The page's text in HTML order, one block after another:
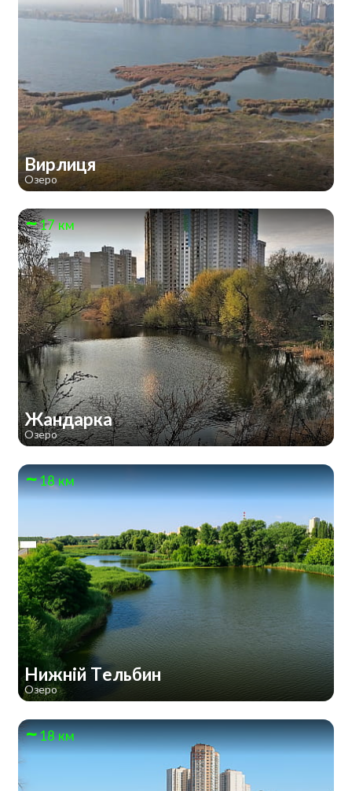
Вирлиця
Озеро
17 км
Жандарка
Озеро
18 км
Нижній Тельбин
Озеро
18 км